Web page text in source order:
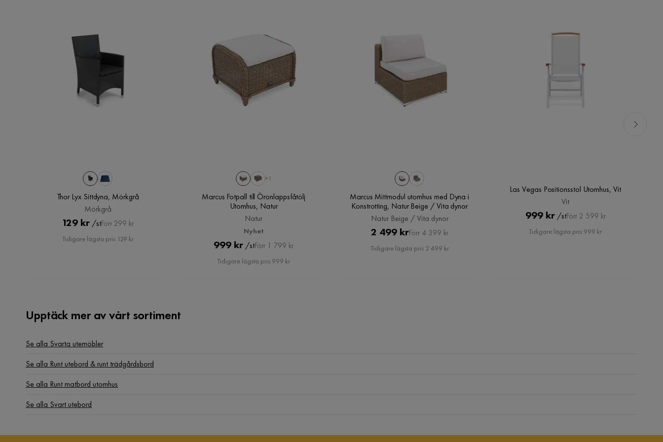
Thor Lyx Sittdyna, Mörkgrå
Mörkgrå
Pris
129 kr /stOriginal
Pris
Förr 299 kr
Tidigare lägsta pris 129 kr
+1
Marcus Fotpall till Öronlappsfåtölj
Utomhus, Natur
Natur
Nyhet
Pris
999 kr /stOriginal
Pris
Förr 1 799 kr
Tidigare lägsta pris 999 kr
Marcus Mittmodul utomhus med Dyna i
Konstrotting, Natur Beige / Vita dynor
Natur Beige / Vita dynor
Pris
2 499 krOriginal
Pris
Förr 4 399 kr
Tidigare lägsta pris 2 499 kr
Las Vegas Positionsstol Utomhus, Vit
Vit
Pris
999 kr /stOriginal
Pris
Förr 2 599 kr
Tidigare lägsta pris 999 kr
Upptäck mer av vårt sortiment
Se alla Svarta utemöbler
Se alla Runt utebord & runt trädgårdsbord
Se alla Runt matbord utomhus
Se alla Svart utebord